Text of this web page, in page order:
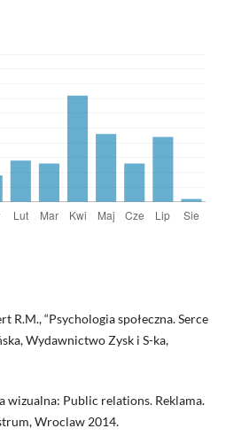
R.M., “Psychologia społeczna. Serce
Wydawnictwo Zysk i S-ka,
wizualna: Public relations. Reklama.
Wroclaw 2014.